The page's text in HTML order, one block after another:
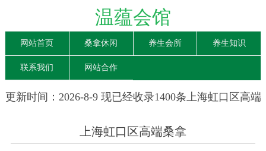
温蕴会馆
网站首页 桑拿休闲 养生会所 养生知识
联系我们 网站合作
更新时间：2026-8-9 现已经收录1400条上海虹口区高端
上海虹口区高端桑拿